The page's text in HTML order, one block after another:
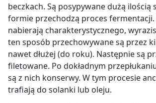
beczkach. Są posypywane dużą ilością
formie przechodzą proces fermentacji.
nabierają charakterystycznego,
ten sposób przechowywane są przez
nawet dłużej (do roku). Następnie są
filetowane. Po dokładnym
są z nich konserwy. W tym procesie
trafiają do solanki lub oleju.